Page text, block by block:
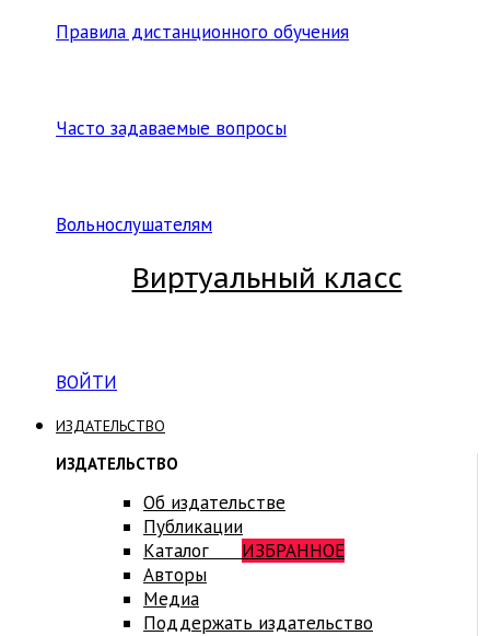
Правила дистанционного обучения
Часто задаваемые вопросы
Вольнослушателям
Виртуальный класс
ВОЙТИ
ИЗДАТЕЛЬСТВО
ИЗДАТЕЛЬСТВО
Об издательстве
Публикации
Каталог ИЗБРАННОЕ
Авторы
Медиа
Поддержать издательство